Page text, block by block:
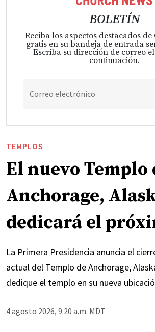
BOLETÍN
Reciba los aspectos destacados
gratis en su bandeja de entrada
Escriba su dirección de correo
continuación.
Correo electrónico
TEMPLOS
El nuevo Templo
Anchorage,
dedicará el
La Primera Presidencia anuncia el
actual del Templo de Anchorage,
dedique el templo en su nueva
4 agosto 2026, 9:20 a.m. MDT